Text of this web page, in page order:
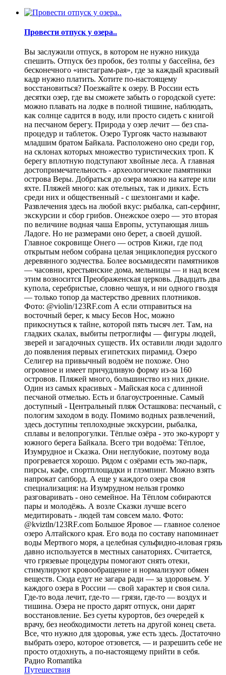
Провести отпуск у озера..
Вы заслужили отпуск, в котором не нужно никуда
спешить. Отпуск без пробок, без толпы у бассейна, без
бесконечного «инстаграм-рая», где за каждый красивый
кадр нужно платить. Хотите по-настоящему
восстановиться? Поезжайте к озеру. В России есть
десятки озер, где вы сможете забыть о городской суете:
можно плавать на лодке в полной тишине, наблюдать,
как солнце садится в воду, или просто сидеть с книгой
на песчаном берегу. Природа у озер лечит — без спа-
процедур и таблеток. Озеро Тургояк часто называют
младшим братом Байкала. Расположено оно среди гор,
на склонах которых множество туристических троп. К
берегу вплотную подступают хвойные леса. А главная
достопримечательность - археологические памятники
острова Веры. Добраться до озера можно на катере или
яхте. Пляжей много: как отельных, так и диких. Есть
среди них и общественный - с шезлонгами и кафе.
Развлечения здесь на любой вкус: рыбалка, сап-серфинг,
экскурсии и сбор грибов. Онежское озеро — это вторая
по величине водная чаша Европы, уступающая лишь
Ладоге. Но не размерами оно берет, а своей душой.
Главное сокровище Онего — остров Кижи, где под
открытым небом собрана целая энциклопедия русского
деревянного зодчества. Более восьмидесяти памятников
— часовни, крестьянские дома, мельницы — и над всем
этим возносится Преображенская церковь. Двадцать два
купола, серебристые, словно чешуя, и ни одного гвоздя
— только топор да мастерство древних плотников.
Фото: @violin/123RF.com А если отправиться на
восточный берег, к мысу Бесов Нос, можно
прикоснуться к тайне, которой пять тысяч лет. Там, на
гладких скалах, выбиты петроглифы — фигуры людей,
зверей и загадочных существ. Их оставили люди задолго
до появления первых египетских пирамид. Озеро
Селигер на привычный водоём не похоже. Оно
огромное и имеет причудливую форму из-за 160
островов. Пляжей много, большинство из них дикие.
Один из самых красивых - Майская коса с длинной
песчаной отмелью. Есть и благоустроенные. Самый
доступный - Центральный пляж Осташкова: песчаный, с
пологим заходом в воду. Помимо водных развлечений,
здесь доступны теплоходные экскурсии, рыбалка,
сплавы и велопрогулки. Тёплые озёра - это эко-курорт у
южного берега Байкала. Всего три водоёма: Тёплое,
Изумрудное и Сказка. Они неглубокие, поэтому вода
прогревается хорошо. Рядом с озёрами есть эко-парк,
пирсы, кафе, спортплощадки и глэмпинг. Можно взять
напрокат сапборд. А еще у каждого озера своя
специализация: на Изумрудном нельзя громко
разговаривать - оно семейное. На Тёплом собираются
пары и молодёжь. А возле Сказки лучше всего
медитировать - людей там совсем мало. Фото:
@kviztln/123RF.com Большое Яровое — главное соленое
озеро Алтайского края. Его вода по составу напоминает
воды Мертвого моря, а целебная сульфидно-иловая грязь
давно используется в местных санаториях. Считается,
что грязевые процедуры помогают снять отеки,
стимулируют кровообращение и нормализуют обмен
веществ. Сюда едут не загара ради — за здоровьем. У
каждого озера в России — свой характер и своя сила.
Где-то вода лечит, где-то — грязи, где-то — воздух и
тишина. Озера не просто дарят отпуск, они дарят
восстановление. Без суеты курортов, без очередей к
врачу, без необходимости лететь на другой конец света.
Все, что нужно для здоровья, уже есть здесь. Достаточно
выбрать озеро, которое отзовется, — и разрешить себе не
просто отдохнуть, а по-настоящему прийти в себя.
Радио Romantika
Путешествия